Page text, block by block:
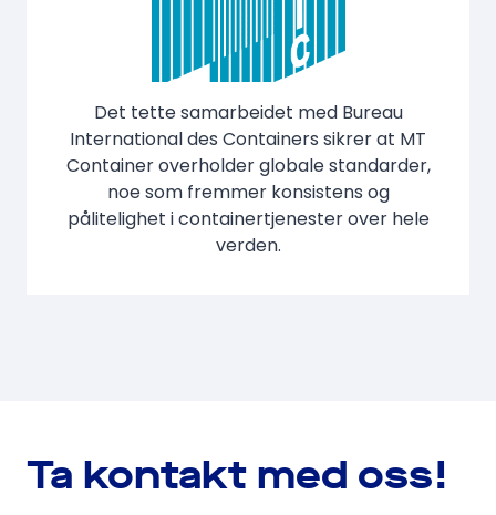
Det tette samarbeidet med Bureau
International des Containers sikrer at MT
Container overholder globale standarder,
noe som fremmer konsistens og
pålitelighet i containertjenester over hele
verden.
Ta kontakt med oss!